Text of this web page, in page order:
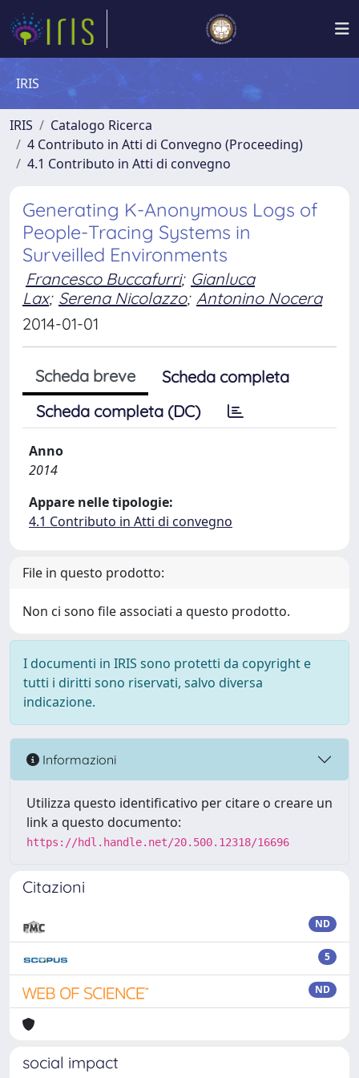
IRIS
IRIS
Catalogo Ricerca
4 Contributo in Atti di Convegno (Proceeding)
4.1 Contributo in Atti di convegno
Generating K-Anonymous Logs of
People-Tracing Systems in
Surveilled Environments
Francesco Buccafurri; Gianluca
Lax; Serena Nicolazzo; Antonino Nocera
2014-01-01
Scheda breve
Scheda completa
Scheda completa (DC)
Anno
2014
Appare nelle tipologie:
4.1 Contributo in Atti di convegno
File in questo prodotto:
Non ci sono file associati a questo prodotto.
I documenti in IRIS sono protetti da copyright e
tutti i diritti sono riservati, salvo diversa
indicazione.
Informazioni
Utilizza questo identificativo per citare o creare un
link a questo documento:
https://hdl.handle.net/20.500.12318/16696
Citazioni
ND
5
ND
social impact